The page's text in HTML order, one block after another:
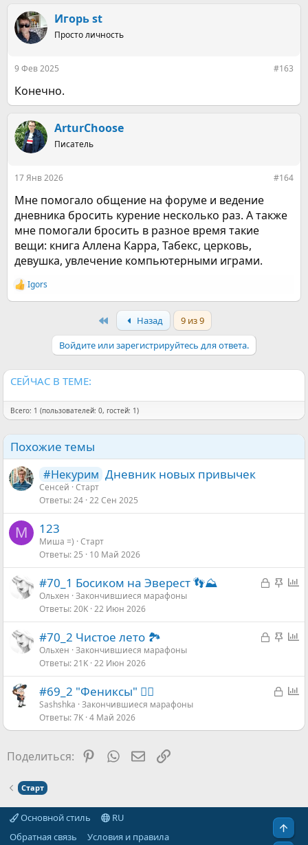
Игорь st
Просто личность
9 Фев 2025 #163
Конечно.
ArturChoose
Писатель
17 Янв 2026 #164
Мне помогало общение на форуме и ведение
дневника бросить курение несколько раз. А также
мне помогали бросить в разное время такие
вещи: книга Аллена Карра, Табекс, церковь,
девушка, увлечение компьютерными играми.
Р
е
Igors
Назад
9 из 9
Войдите или зарегистрируйтесь для ответа.
СЕЙЧАС В ТЕМЕ:
Всего: 1 (пользователей: 0, гостей: 1)
Похожие темы
#Некурим Дневник новых привычек
Сенсей Старт
Ответы 24 22 Сен 2025
М 123
Миша =) Старт
Ответы 25 10 Май 2026
З
р
ы
а
З
р
е
л
е
О
о
с
#70_1 Босиком на Эверест 👣⛰️
Ольхен Закончившиеся марафоны
Ответы 20K 22 Июн 2026
З
р
ы
а
З
р
е
л
О
о
с
#70_2 Чистое лето 🏞
Ольхен Закончившиеся марафоны
Ответы 21K 22 Июн 2026
З
р
О
#69_2 "Фениксы" 🐦‍🔥
Sashshka Закончившиеся марафоны
Ответы 7K 4 Май 2026
Поделиться: Pinterest
WhatsAppЭлектронная почта
Ссылка
Старт
Основной стиль
RU
Обратная связь
Условия и правила